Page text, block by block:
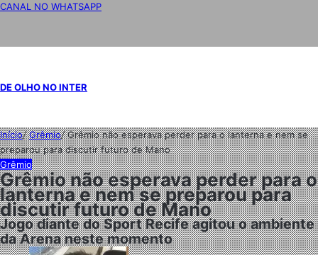
CANAL NO WHATSAPP
DE OLHO NO INTER
Início/Grêmio/Grêmio não esperava perder para o lanterna e nem se
preparou para discutir futuro de Mano
Grêmio
Grêmio não esperava perder para o
lanterna e nem se preparou para
discutir futuro de Mano
Jogo diante do Sport Recife agitou o ambiente
da Arena neste momento